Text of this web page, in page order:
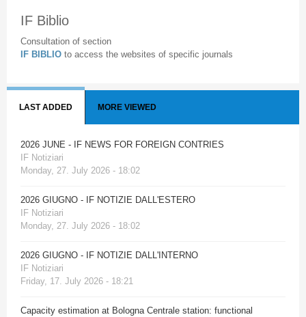
IF Biblio
Consultation of section
IF BIBLIO to access the websites of specific journals
LAST ADDED MORE VIEWED
2026 JUNE - IF NEWS FOR FOREIGN CONTRIES
IF Notiziari
Monday, 27. July 2026 - 18:02
2026 GIUGNO - IF NOTIZIE DALL'ESTERO
IF Notiziari
Monday, 27. July 2026 - 18:02
2026 GIUGNO - IF NOTIZIE DALL'INTERNO
IF Notiziari
Friday, 17. July 2026 - 18:21
Capacity estimation at Bologna Centrale station: functional